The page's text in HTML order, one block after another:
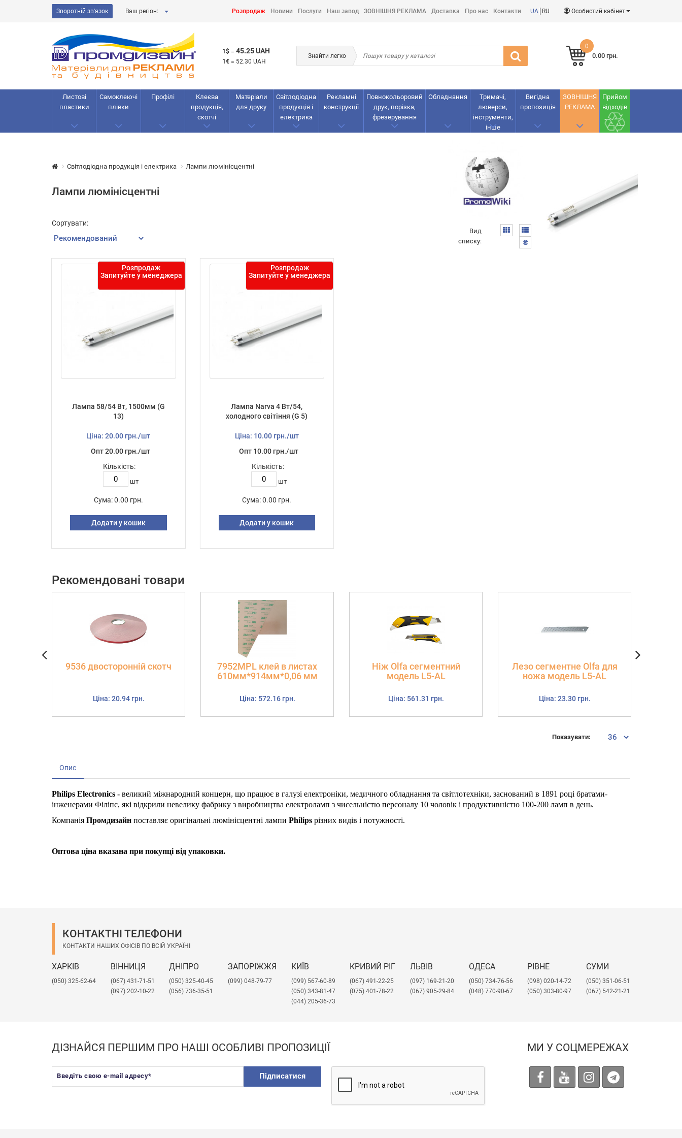
Зворотній зв'язок Ваш регіон: Розпродаж Новини Послуги Наш завод ЗОВНІШНЯ РЕКЛАМА Доставка Про нас Контакти UA RU Особистий кабінет
1$ = 45.25 UAH
1€ = 52.30 UAH
Знайти легко
0
0.00 грн.
Листові
пластики
Самоклеючі
плівки
Профілі
Клеєва
продукція,
скотчі
Матеріали
для друку
Світлодіодна
продукція і
електрика
Рекламнi
конструкції
Повнокольоровий
друк, порізка,
фрезерування
Обладнання
Тримачі,
люверси,
інструменти,
інше
Вигідна
пропозиція
ЗОВНІШНЯ
РЕКЛАМА
Прийом
відходів
Світлодіодна продукція і електрика Лампи люмінісцентні
Лампи люмінісцентні
Сортувати:
Вид
списку:
₴
Розпродаж
Запитуйте у менеджера
Лампа 58/54 Вт, 1500мм (G
13)
Ціна: 20.00 грн./шт
Опт 20.00 грн./шт
Кількість:
шт
Сума: 0.00 грн.
Додати у кошик
Розпродаж
Запитуйте у менеджера
Лампа Narva 4 Вт/54,
холодного світіння (G 5)
Ціна: 10.00 грн./шт
Опт 10.00 грн./шт
Кількість:
шт
Сума: 0.00 грн.
Додати у кошик
Рекомендовані товари
9536 двосторонній скотч
Ціна: 20.94 грн.
7952MPL клей в листах
610мм*914мм*0,06 мм
Ціна: 572.16 грн.
Ніж Olfa сегментний
модель L5-AL
Ціна: 561.31 грн.
Лезо сегментне Olfa для
ножа модель L5-AL
Ціна: 23.30 грн.
Показувати:
Опис
Philips Electronics - великий міжнародний концерн, що працює в галузі електроніки, медичного обладнання та світлотехніки, заснований в 1891 році братами-
інженерами Філіпс, які відкрили невелику фабрику з виробництва електроламп з чисельністю персоналу 10 чоловік і продуктивністю 100-200 ламп в день.
Компанія Промдизайн поставляє оригінальні люмінісцентні лампи Philips різних видів і потужності.
Оптова ціна вказана при покупці від упаковки.
КОНТАКТНІ ТЕЛЕФОНИ
КОНТАКТИ НАШИХ ОФІСІВ ПО ВСІЙ УКРАЇНІ
ХАРКІВ
(050) 325-62-64
ВІННИЦЯ
(067) 431-71-51
(097) 202-10-22
ДНІПРО
(050) 325-40-45
(056) 736-35-51
ЗАПОРІЖЖЯ
(099) 048-79-77
КИЇВ
(099) 567-60-89
(050) 343-81-47
(044) 205-36-73
КРИВИЙ РІГ
(067) 491-22-25
(075) 401-78-22
ЛЬВІВ
​(097) 169-21-20
(067) 905-29-84
ОДЕСА
(050) 734-76-56
(048) 770-90-67
РІВНЕ
(098) 020-14-72
(050) 303-80-97
СУМИ
(050) 351-06-51
(067) 542-21-21
ДІЗНАЙСЯ ПЕРШИМ ПРО НАШІ ОСОБЛИВІ ПРОПОЗИЦІЇ
Введіть свою e-mail адресу* Підписатися
МИ У СОЦМЕРЕЖАХ